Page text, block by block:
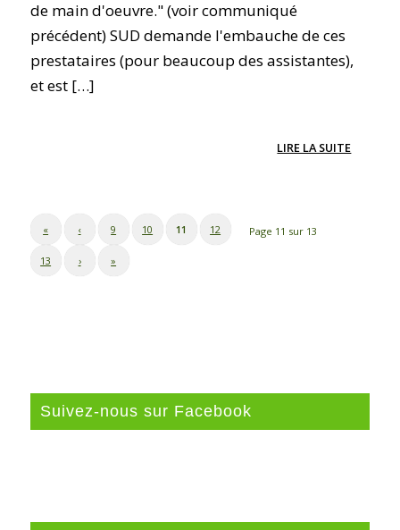
de main d'oeuvre." (voir communiqué
précédent) SUD demande l'embauche de ces
prestataires (pour beaucoup des assistantes),
et est […]
LIRE LA SUITE
Page 11 sur 13
« ‹ 9 10 11 12
13 › »
Suivez-nous sur Facebook